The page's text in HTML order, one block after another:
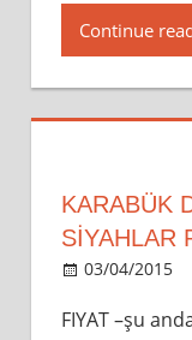
Continue
KARABÜK
SIYAHLAR
03/04/2015
FIYAT –şu